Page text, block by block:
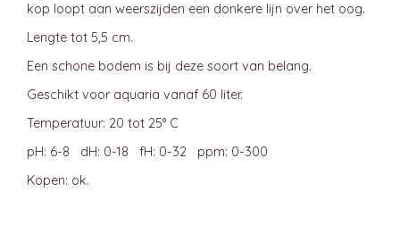
kop loopt aan weerszijden een donkere lijn over het oog.
Lengte tot 5,5 cm.
Een schone bodem is bij deze soort van belang.
Geschikt voor aquaria vanaf 60 liter.
Temperatuur: 20 tot 25° C
pH: 6-8 dH: 0-18 fH: 0-32 ppm: 0-300
Kopen: ok.